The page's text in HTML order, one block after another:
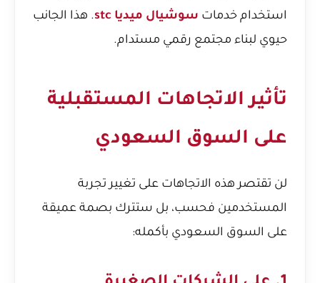
استخدام خدمات سوشيال ميديا stc
. هذا الجانب
حيوي لبناء مجتمع رقمي مستدام.
تأثير الاتجاهات المستقبلية
على السوق السعودي
لن تقتصر هذه الاتجاهات على تغيير تجربة
المستخدمين فحسب، بل ستترك بصمة عميقة
على السوق السعودي بأكمله: